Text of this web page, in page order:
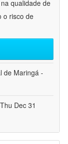
qualidade de
o risco de
de Maringá -
Dec 31